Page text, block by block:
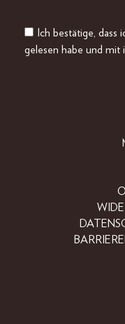
Ich bestätige, dass
gelesen habe und mit